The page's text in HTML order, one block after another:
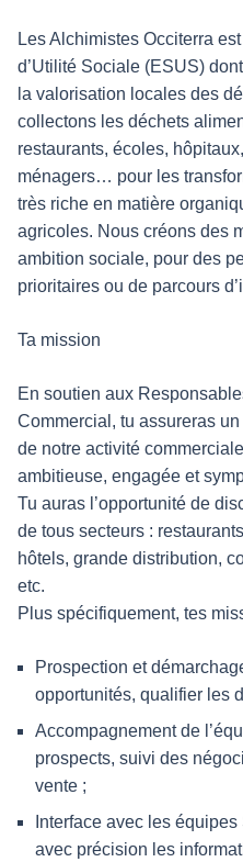
Les Alchimistes Occiterra
d’Utilité Sociale (ESUS)
la valorisation locales des
collectons les déchets
restaurants, écoles,
ménagers… pour les
très riche en matière
agricoles. Nous créons des
ambition sociale, pour des
prioritaires ou de parcours
Ta mission
En soutien aux
Commercial, tu assureras
de notre activité
ambitieuse, engagée et
Tu auras l’opportunité de
de tous secteurs :
hôtels, grande distribution,
etc.
Plus spécifiquement, tes
Prospection et
opportunités, qualifier les
Accompagnement de
prospects, suivi des
vente ;
Interface avec les
avec précision les